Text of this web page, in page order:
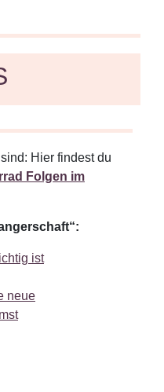
Hier findest du
Folgen im
ist
neue